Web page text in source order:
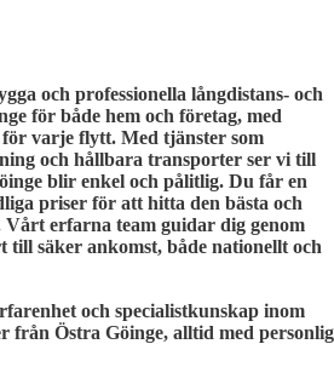
och professionella långdistans- och
för både hem och företag, med
varje flytt. Med tjänster som
och hållbara transporter ser vi till
blir enkel och pålitlig. Du får en
priser för att hitta den bästa och
Vårt erfarna team guidar dig genom
till säker ankomst, både nationellt och
och specialistkunskap inom
från Östra Göinge, alltid med personlig